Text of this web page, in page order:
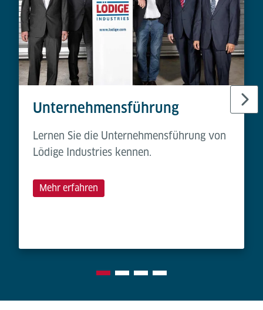
Unternehmensführung
Lernen Sie die Unternehmensführung von
Lödige Industries kennen.
Mehr erfahren